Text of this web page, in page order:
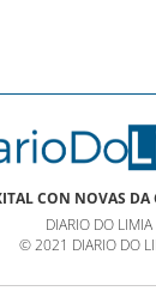
CON NOVAS DA
DIARIO DO LIMIA
© 2021 DIARIO DO